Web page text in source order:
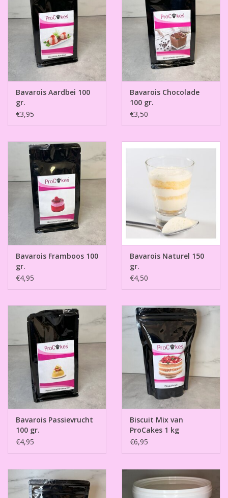
Bavarois Aardbei 100
gr.
€3,95
Bavarois Chocolade
100 gr.
€3,50
Bavarois Framboos 100
gr.
€4,95
Bavarois Naturel 150
gr.
€4,50
Bavarois Passievrucht
100 gr.
€4,95
Biscuit Mix van
ProCakes 1 kg
€6,95